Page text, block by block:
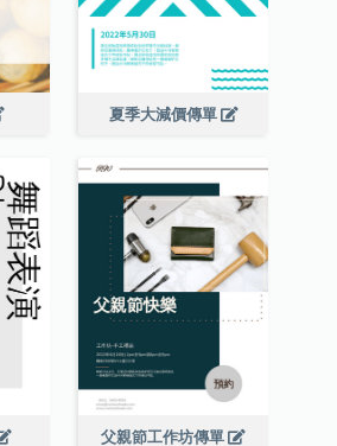
夏季大減價傳單
父親節工作坊傳單